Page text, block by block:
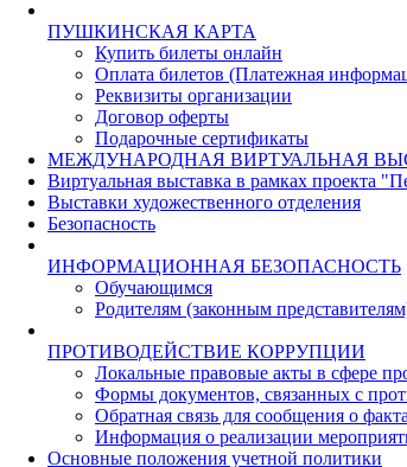
ПУШКИНСКАЯ КАРТА
Купить билеты онлайн
Оплата билетов (Платежная
Реквизиты организации
Договор оферты
Подарочные сертификаты
МЕЖДУНАРОДНАЯ ВИРТУАЛЬНАЯ
Виртуальная выставка в рамках проекта
Выставки художественного отделения
Безопасность
ИНФОРМАЦИОННАЯ БЕЗОПАСНОСТЬ
Обучающимся
Родителям (законным
ПРОТИВОДЕЙСТВИЕ КОРРУПЦИИ
Локальные правовые акты в сфере
Формы документов, связанных с
Обратная связь для сообщения о
Информация о реализации
Основные положения учетной политики